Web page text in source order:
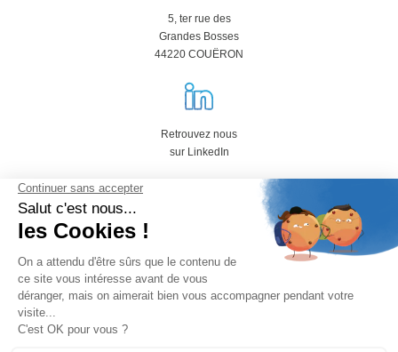
5, ter rue des
Grandes Bosses
44220 COUËRON
Retrouvez nous
sur LinkedIn
Copyright 2018 -
Tous droits réservés - Cojitech